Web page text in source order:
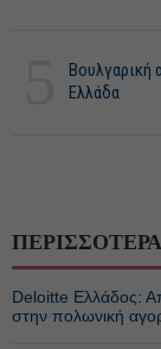
Βουλγαρική
Ελλάδα
Deloitte Ελλάδος:
στην πολωνική